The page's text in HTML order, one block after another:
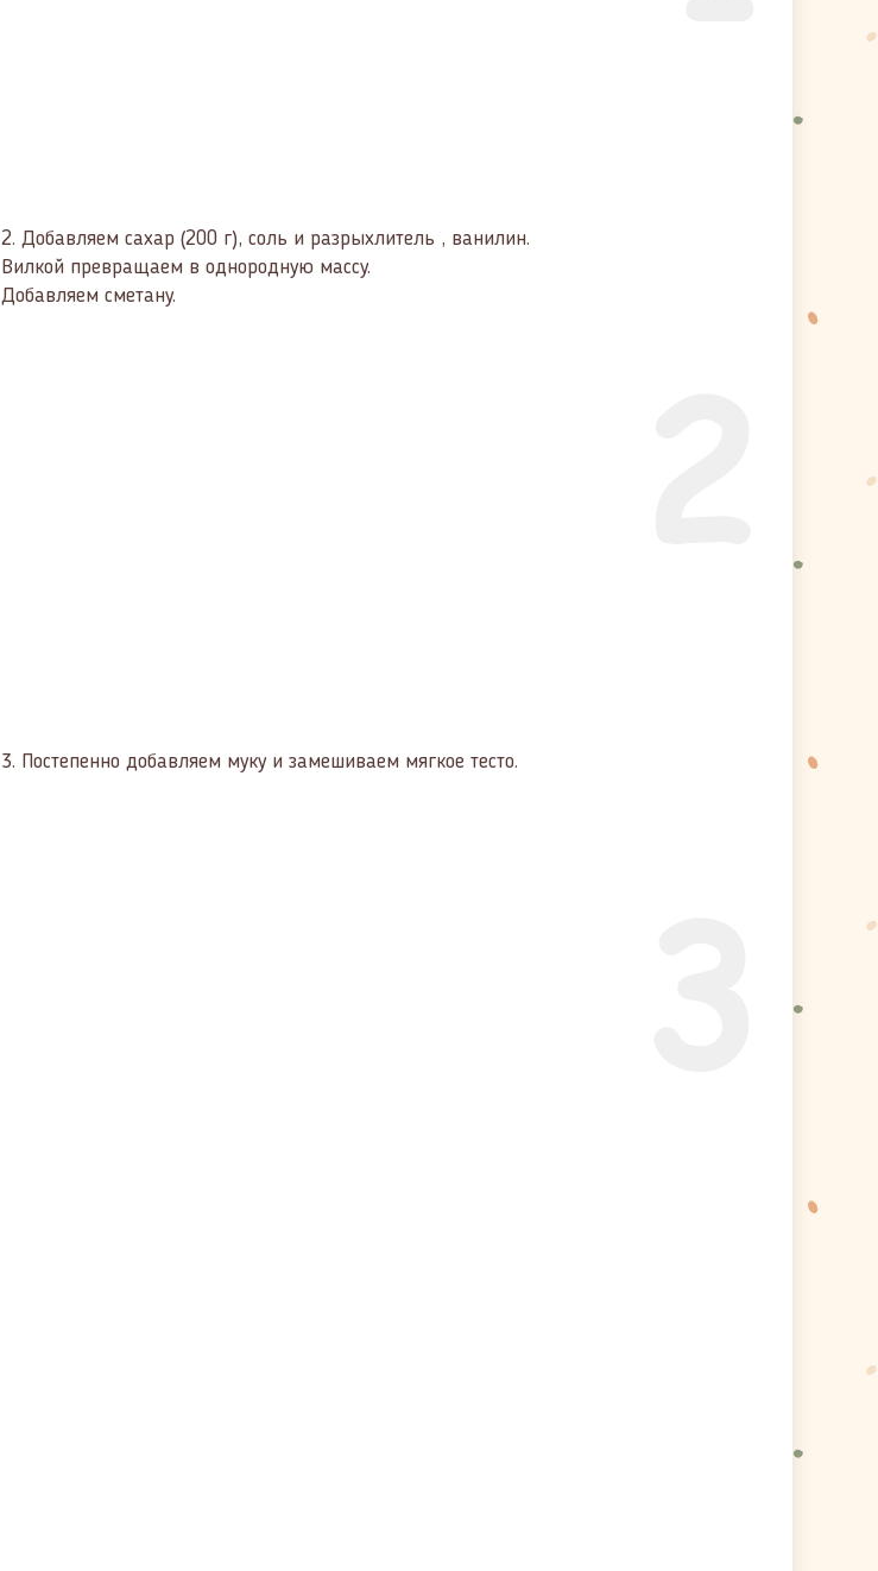
2. Добавляем сахар (200 г), соль и разрыхлитель , ванилин.
Вилкой превращаем в однородную массу.
Добавляем сметану.
3. Постепенно добавляем муку и замешиваем мягкое тесто.